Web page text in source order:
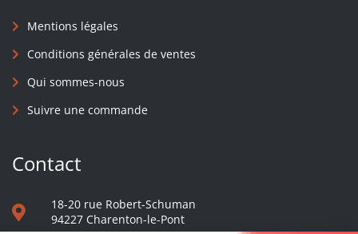
Mentions légales
Conditions générales de ventes
Qui sommes-nous
Suivre une commande
Contact
18-20 rue Robert-Schuman
94227 Charenton-le-Pont